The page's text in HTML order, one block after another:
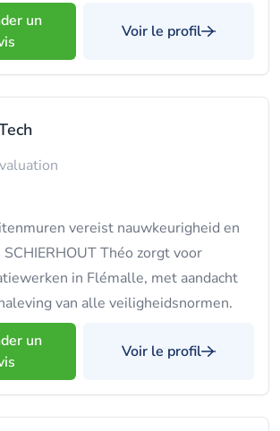
un
Voir le profil
vereist nauwkeurigheid en
Théo zorgt voor
in Flémalle, met aandacht
van alle veiligheidsnormen.
un
Voir le profil